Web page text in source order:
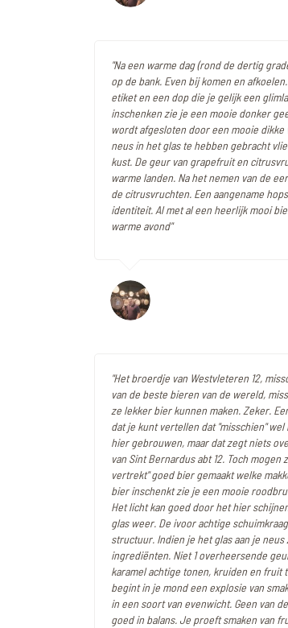
"Na een warme dag (rond de dertig
op de bank. Even bij komen en
etiket en een dop die je gelijk een
inschenken zie je een mooie donker
wordt afgesloten door een mooie dikke
neus in het glas te hebben gebracht
kust. De geur van grapefruit en
warme landen. Na het nemen van de
de citrusvruchten. Een aangename
identiteit. Al met al een heerlijk mooi
warme avond"
"Het broerdje van Westvleteren 12,
van de beste bieren van de wereld,
ze lekker bier kunnen maken. Zeker.
dat je kunt vertellen dat "misschien"
hier gebrouwen, maar dat zegt niets
van Sint Bernardus abt 12. Toch
vertrekt" goed bier gemaakt welke
bier inschenkt zie je een mooie
Het licht kan goed door het hier
glas weer. De ivoor achtige
structuur. Indien je het glas aan je
ingrediënten. Niet 1 overheersende
karamel achtige tonen, kruiden en fruit
begint in je mond een explosie van
in een soort van evenwicht. Geen van
goed in balans. Je proeft smaken van